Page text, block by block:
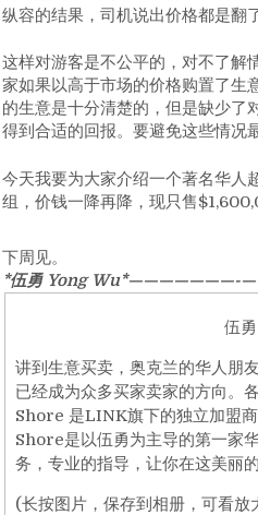
纵容的结果，司机说出价格都是翻
这样对游客是不公平的，对不了解
家如果以高于市场的价格购置了生
的生意是十分清楚的，但是缺少了
得到合适的回报。要避免这些情况
今天我要为大家介绍一个著名华人
组，价钱一降再降，现只售
下周见。
*伍勇 Yong Wu*———————-
伍
讲到生意买卖，奥克兰的华人朋
已经成为众多买家卖家的方向。
Shore 是LINK旗下的独立加盟
Shore是以伍勇为主导的第一家
务，专业的指导，让你在这美丽
(长按图片，保存到相册，可看放